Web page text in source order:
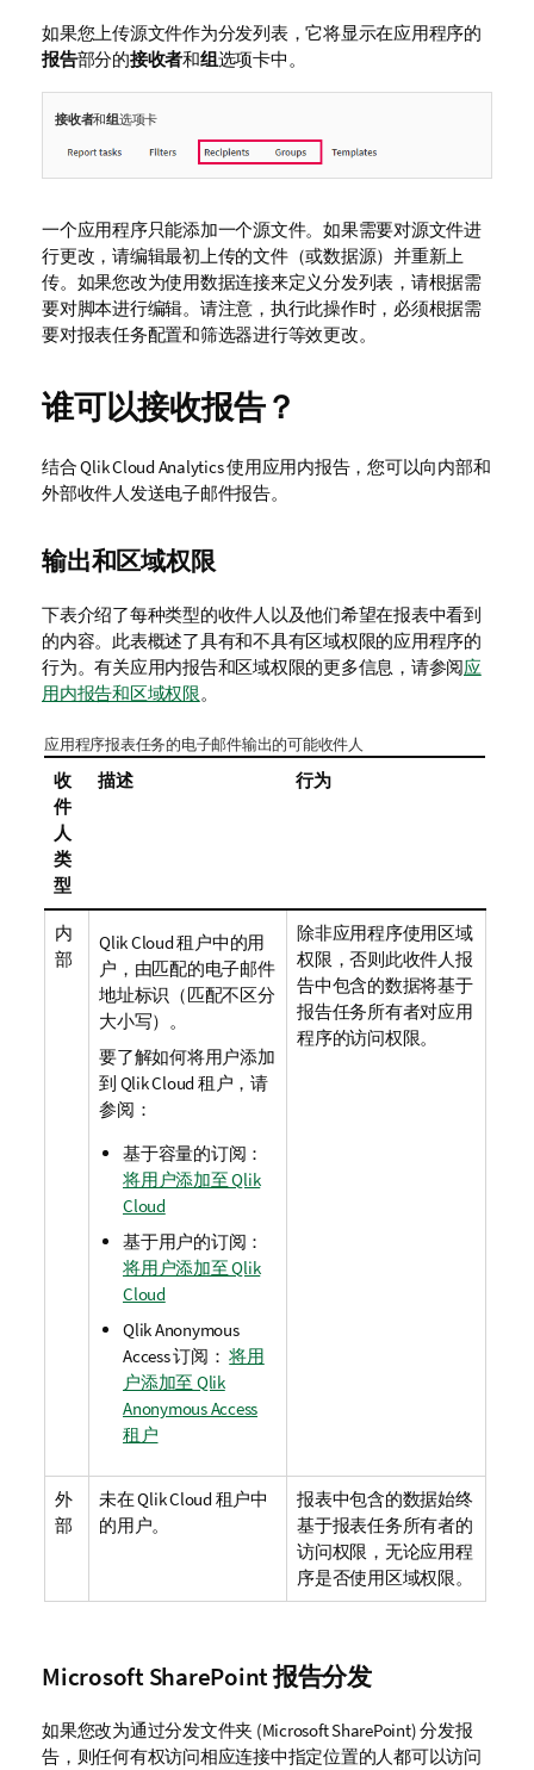
如果您上传源文件作为分发列表，它将显示在应用程序的
报告部分的接收者和组选项卡中。
接收者和组选项卡
一个应用程序只能添加一个源文件。如果需要对源文件进
行更改，请编辑最初上传的文件（或数据源）并重新上
传。如果您改为使用数据连接来定义分发列表，请根据需
要对脚本进行编辑。请注意，执行此操作时，必须根据需
要对报表任务配置和筛选器进行等效更改。
谁可以接收报告？
结合Qlik Cloud Analytics使用应用内报告，您可以向内部和
外部收件人发送电子邮件报告。
输出和区域权限
下表介绍了每种类型的收件人以及他们希望在报表中看到
的内容。此表概述了具有和不具有区域权限的应用程序的
行为。有关应用内报告和区域权限的更多信息，请参阅应
用内报告和区域权限。
应用程序报表任务的电子邮件输出的可能收件人
收
件
人
类
型
描述 行为
内
部
Qlik Cloud租户中的用
户，由匹配的电子邮件
地址标识（匹配不区分
大小写）。
要了解如何将用户添加
到 Qlik Cloud 租户，请
参阅：
基于容量的订阅：
将用户添加至 Qlik
Cloud
基于用户的订阅：
将用户添加至 Qlik
Cloud
Qlik Anonymous
Access订阅：将用
户添加至 Qlik
Anonymous Access
租户
除非应用程序使用区域
权限，否则此收件人报
告中包含的数据将基于
报告任务所有者对应用
程序的访问权限。
外
部
未在Qlik Cloud 租户中
的用户。
报表中包含的数据始终
基于报表任务所有者的
访问权限，无论应用程
序是否使用区域权限。
Microsoft SharePoint报告分发
如果您改为通过分发文件夹 (Microsoft SharePoint) 分发报
告，则任何有权访问相应连接中指定位置的人都可以访问